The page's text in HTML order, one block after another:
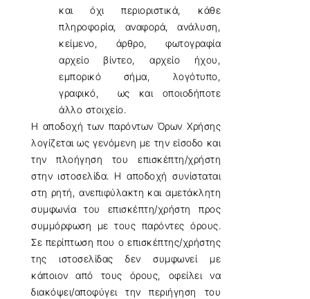
και όχι περιοριστικά, κάθε
πληροφορία, αναφορά, ανάλυση,
κείμενο, άρθρο, φωτογραφία
αρχείο βίντεο, αρχείο ήχου,
εμπορικό σήμα, λογότυπο,
γραφικό, ως και οποιοδήποτε
άλλο στοιχείο.
Η αποδοχή των παρόντων Όρων Χρήσης
λογίζεται ως γενόμενη με την είσοδο και
την πλοήγηση του επισκέπτη/χρήστη
στην ιστοσελίδα. Η αποδοχή συνίσταται
στη ρητή, ανεπιφύλακτη και αμετάκλητη
συμφωνία του επισκέπτη/χρήστη προς
συμμόρφωση με τους παρόντες όρους.
Σε περίπτωση που ο επισκέπτης/χρήστης
της ιστοσελίδας δεν συμφωνεί με
κάποιον από τους όρους, οφείλει να
διακόψει/αποφύγει την περιήγηση του